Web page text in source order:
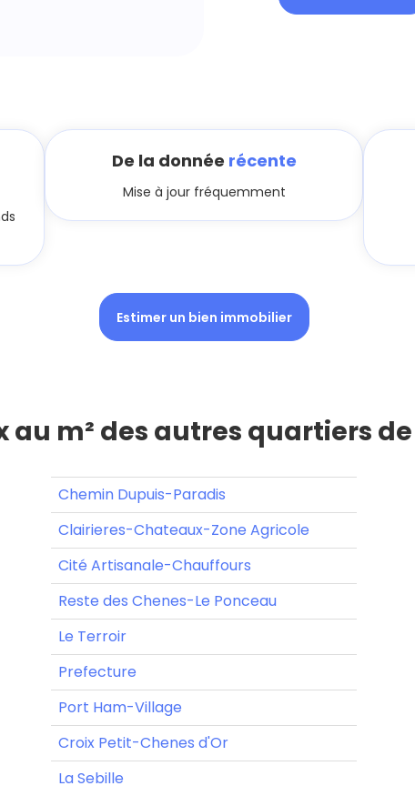
De la donnée récente
Mise à jour fréquemment
Estimer un bien immobilier
au m² des autres quartiers de
Chemin Dupuis-Paradis
Clairieres-Chateaux-Zone Agricole
Cité Artisanale-Chauffours
Reste des Chenes-Le Ponceau
Le Terroir
Prefecture
Port Ham-Village
Croix Petit-Chenes d'Or
La Sebille